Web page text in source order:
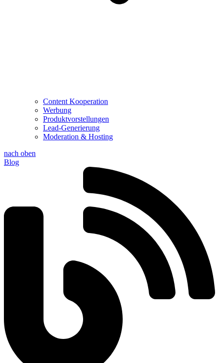
Content Kooperation
Werbung
Produktvorstellungen
Lead-Generierung
Moderation & Hosting
nach oben
Blog